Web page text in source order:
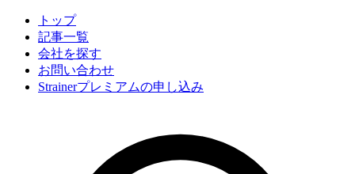
トップ
記事一覧
会社を探す
お問い合わせ
Strainerプレミアムの申し込み